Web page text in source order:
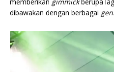
dibawakan dengan berbagai